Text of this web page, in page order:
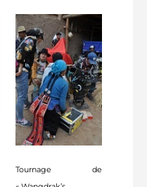
Tournage de